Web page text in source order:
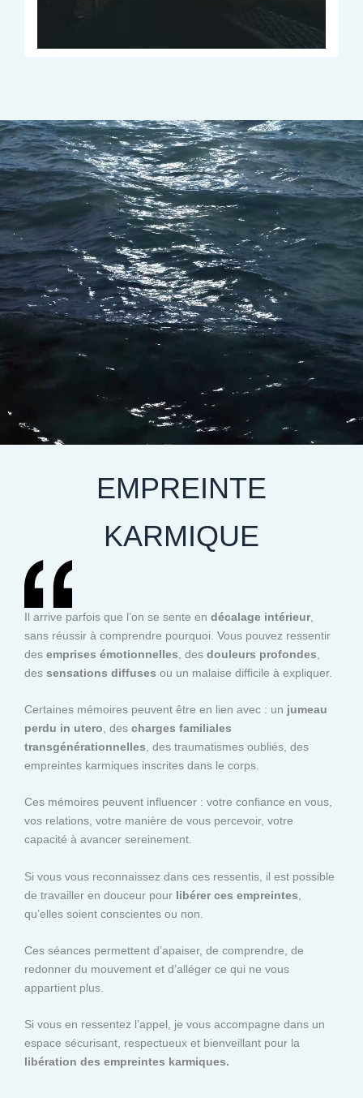
EMPREINTE
KARMIQUE
Il arrive parfois que l’on se sente en décalage intérieur,
sans réussir à comprendre pourquoi. Vous pouvez ressentir
des emprises émotionnelles , des douleurs profondes
des sensations diffuses ou un malaise difficile à expliquer.
Certaines mémoires peuvent être en lien avec : un jumeau
perdu in utero , des charges familiales
transgénérationnelles , des traumatismes oubliés, des
empreintes karmiques inscrites dans le corps.
Ces mémoires peuvent influencer : votre confiance en vous,
vos relations, votre manière de vous percevoir, votre
capacité à avancer sereinement.
Si vous vous reconnaissez dans ces ressentis, il est possible
de travailler en douceur pour libérer ces empreintes
qu’elles soient conscientes ou non.
Ces séances permettent d’apaiser, de comprendre, de
redonner du mouvement et d’alléger ce qui ne vous
appartient plus.
Si vous en ressentez l’appel, je vous accompagne dans un
espace sécurisant, respectueux et bienveillant pour la
libération des empreintes karmiques.